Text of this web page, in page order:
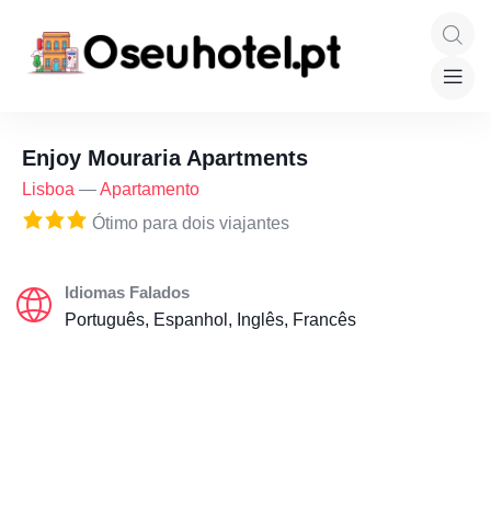
Enjoy Mouraria Apartments
Lisboa —Apartamento
Ótimo para dois viajantes
Idiomas Falados
Português, Espanhol, Inglês, Francês